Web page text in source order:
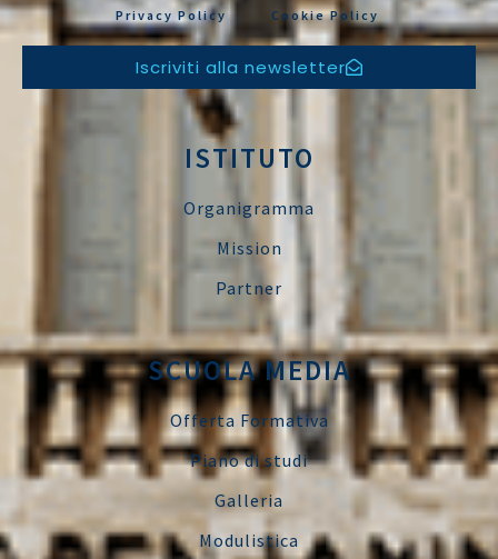
Privacy Policy Cookie Policy
Iscriviti alla newsletter
ISTITUTO
Organigramma
Mission
Partner
SCUOLA MEDIA
Offerta Formativa
Piano di studi
Galleria
Modulistica